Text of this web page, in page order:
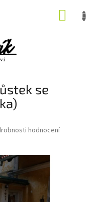
se
hodnocení